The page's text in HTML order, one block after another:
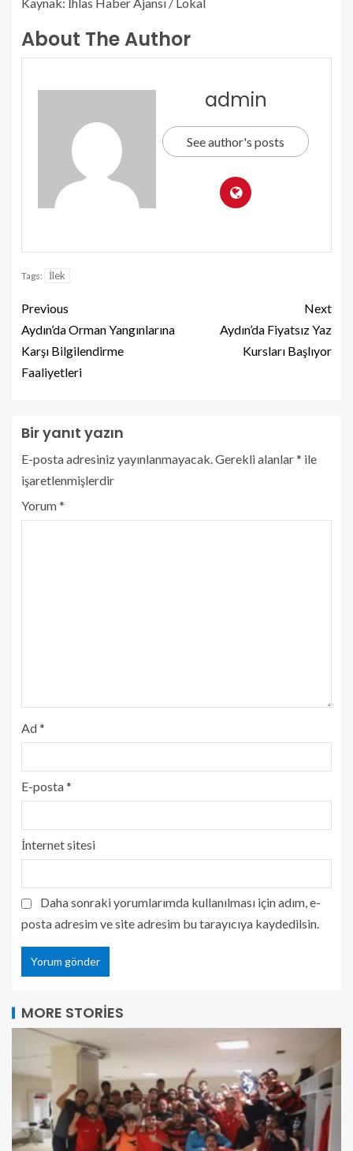
About The Author
admin
See author's posts
Tags: İlek
Previous
Aydın’da Orman Yangınlarına
Karşı Bilgilendirme
Faaliyetleri
Next
Aydın’da Fiyatsız Yaz
Kursları Başlıyor
Bir yanıt yazın
E-posta adresiniz yayınlanmayacak. Gerekli alanlar* ile
işaretlenmişlerdir
Yorum*
Ad*
E-posta*
İnternet sitesi
Daha sonraki yorumlarımda kullanılması için adım, e-
posta adresim ve site adresim bu tarayıcıya kaydedilsin.
MORE STORIES